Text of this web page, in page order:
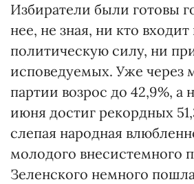
Избиратели были готовы
нее, не зная, ни кто входит
политическую силу, ни
исповедуемых. Уже через
партии возрос до 42,9%, а
июня достиг рекордных
слепая народная
молодого внесистемного
Зеленского немного